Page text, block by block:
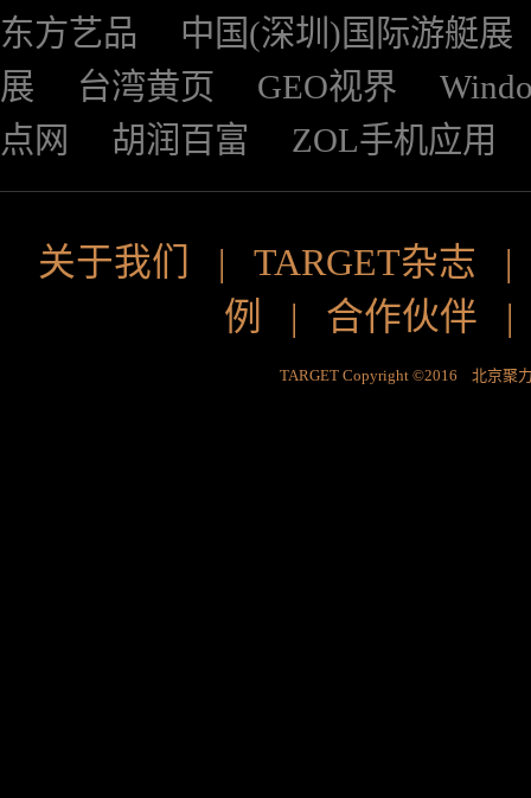
东方艺品
中国(深圳)国际游艇展
展
台湾黄页 GEO视界
点网
胡润百富 ZOL手机应用
关于我们 | TARGET杂志
例
| 合作伙伴
TARGET Copyright ©2016 北京聚